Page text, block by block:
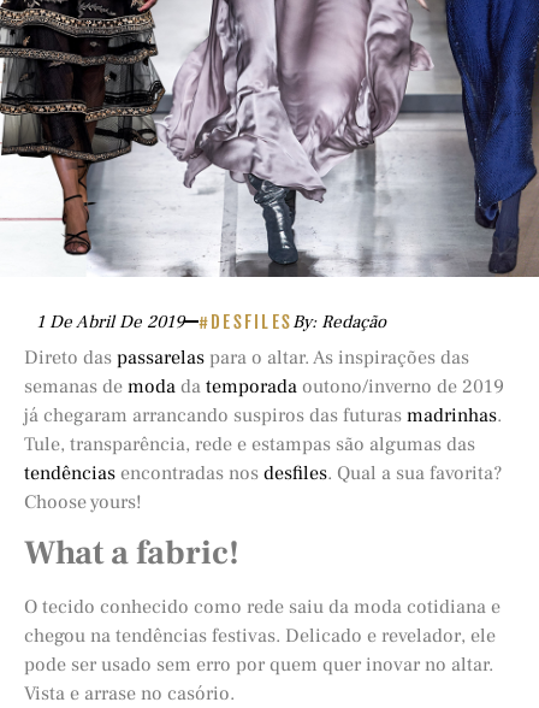
1 De Abril De 2019 #DESFILESBy: Redação
Direto das passarelas para o altar. As inspirações das
semanas de moda da temporada outono/inverno de 2019
já chegaram arrancando suspiros das futuras madrinhas.
Tule, transparência, rede e estampas são algumas das
tendências encontradas nos desfiles. Qual a sua favorita?
Choose yours!
What a fabric!
O tecido conhecido como rede saiu da moda cotidiana e
chegou na tendências festivas. Delicado e revelador, ele
pode ser usado sem erro por quem quer inovar no altar.
Vista e arrase no casório.